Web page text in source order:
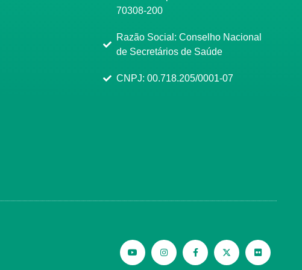
70308-200
Razão Social: Conselho Nacional
de Secretários de Saúde
CNPJ: 00.718.205/0001-07